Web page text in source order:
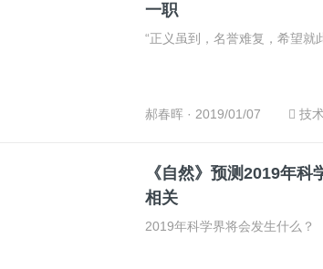
一职
“正义虽到，名誉难复，希望就
郝春晖 · 2019/01/07 技
《自然》预测2019年
相关
2019年科学界将会发生什么？